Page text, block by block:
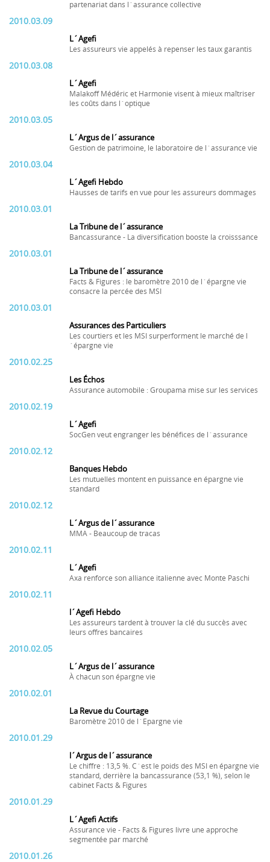
partenariat dans l´assurance collective
2010.03.09
L´Agefi
Les assureurs vie appelés à repenser les taux garantis
2010.03.08
L´Agefi
Malakoff Médéric et Harmonie visent à mieux maîtriser
les coûts dans l´optique
2010.03.05
L´Argus de l´assurance
Gestion de patrimoine, le laboratoire de l´assurance vie
2010.03.04
L´Agefi Hebdo
Hausses de tarifs en vue pour les assureurs dommages
2010.03.01
La Tribune de l´assurance
Bancassurance - La diversification booste la croisssance
2010.03.01
La Tribune de l´assurance
Facts & Figures : le baromètre 2010 de l´épargne vie
consacre la percée des MSI
2010.03.01
Assurances des Particuliers
Les courtiers et les MSI surperforment le marché de l
´épargne vie
2010.02.25
Les Échos
Assurance automobile : Groupama mise sur les services
2010.02.19
L´Agefi
SocGen veut engranger les bénéfices de l´assurance
2010.02.12
Banques Hebdo
Les mutuelles montent en puissance en épargne vie
standard
2010.02.12
L´Argus de l´assurance
MMA - Beaucoup de tracas
2010.02.11
L´Agefi
Axa renforce son alliance italienne avec Monte Paschi
2010.02.11
l´Agefi Hebdo
Les assureurs tardent à trouver la clé du succès avec
leurs offres bancaires
2010.02.05
L´Argus de l´assurance
À chacun son épargne vie
2010.02.01
La Revue du Courtage
Baromètre 2010 de l´Epargne vie
2010.01.29
l´Argus de l´assurance
Le chiffre : 13,5 %. C´est le poids des MSI en épargne vie
standard, derrière la bancassurance (53,1 %), selon le
cabinet Facts & Figures
2010.01.29
L´Agefi Actifs
Assurance vie - Facts & Figures livre une approche
segmentée par marché
2010.01.26